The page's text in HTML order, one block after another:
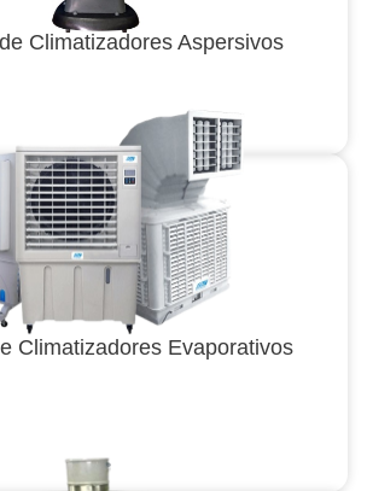
Climatizadores Aspersivos
Climatizadores Evaporativos